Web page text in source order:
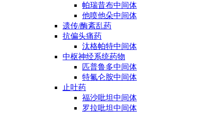
帕瑞昔布中间体
他喷他朵中间体
遗传/酶紊乱药
抗偏头痛药
汰格帕特中间体
中枢神经系统药物
匹普鲁多中间体
特氟仑胺中间体
止吐药
福沙吡坦中间体
罗拉吡坦中间体